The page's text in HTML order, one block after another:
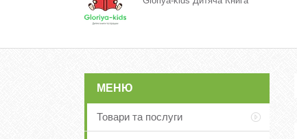
Товари та послуги